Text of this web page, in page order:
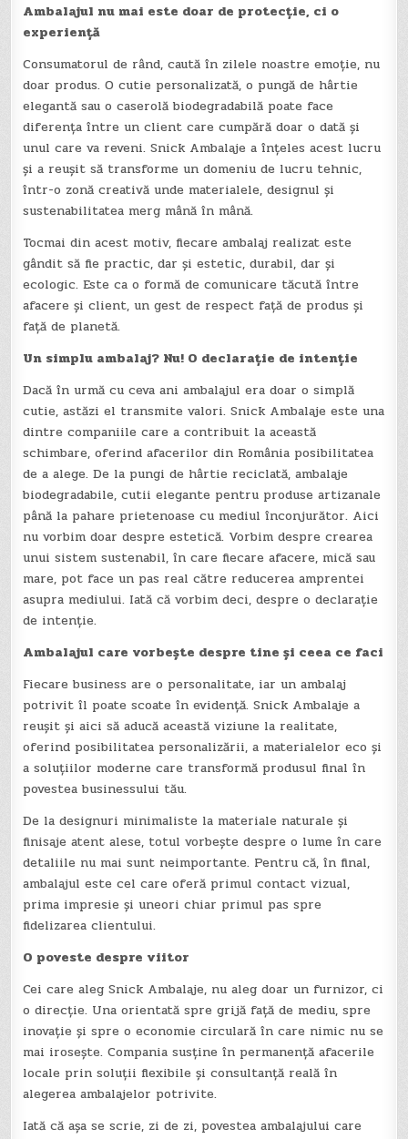
Ambalajul nu mai este doar de protecție, ci o
experiență
Consumatorul de rând, caută în zilele noastre emoție, nu
doar produs. O cutie personalizată, o pungă de hârtie
elegantă sau o caserolă biodegradabilă poate face
diferența între un client care cumpără doar o dată și
unul care va reveni. Snick Ambalaje a înțeles acest lucru
și a reușit să transforme un domeniu de lucru tehnic,
într-o zonă creativă unde materialele, designul și
sustenabilitatea merg mână în mână.
Tocmai din acest motiv, fiecare ambalaj realizat este
gândit să fie practic, dar și estetic, durabil, dar și
ecologic. Este ca o formă de comunicare tăcută între
afacere și client, un gest de respect față de produs și
față de planetă.
Un simplu ambalaj? Nu! O declarație de intenție
Dacă în urmă cu ceva ani ambalajul era doar o simplă
cutie, astăzi el transmite valori. Snick Ambalaje este una
dintre companiile care a contribuit la această
schimbare, oferind afacerilor din România posibilitatea
de a alege. De la pungi de hârtie reciclată, ambalaje
biodegradabile, cutii elegante pentru produse artizanale
până la pahare prietenoase cu mediul înconjurător. Aici
nu vorbim doar despre estetică. Vorbim despre crearea
unui sistem sustenabil, în care fiecare afacere, mică sau
mare, pot face un pas real către reducerea amprentei
asupra mediului. Iată că vorbim deci, despre o declarație
de intenție.
Ambalajul care vorbește despre tine și ceea ce faci
Fiecare business are o personalitate, iar un ambalaj
potrivit îl poate scoate în evidență. Snick Ambalaje a
reușit și aici să aducă această viziune la realitate,
oferind posibilitatea personalizării, a materialelor eco și
a soluțiilor moderne care transformă produsul final în
povestea businessului tău.
De la designuri minimaliste la materiale naturale și
finisaje atent alese, totul vorbește despre o lume în care
detaliile nu mai sunt neimportante. Pentru că, în final,
ambalajul este cel care oferă primul contact vizual,
prima impresie și uneori chiar primul pas spre
fidelizarea clientului.
O poveste despre viitor
Cei care aleg Snick Ambalaje, nu aleg doar un furnizor, ci
o direcție. Una orientată spre grijă față de mediu, spre
inovație și spre o economie circulară în care nimic nu se
mai irosește. Compania susține în permanență afacerile
locale prin soluții flexibile și consultanță reală în
alegerea ambalajelor potrivite.
Iată că așa se scrie, zi de zi, povestea ambalajului care